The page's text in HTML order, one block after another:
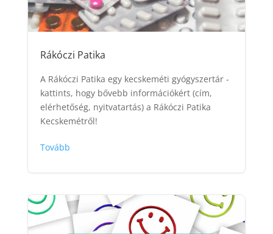
Rákóczi Patika
A Rákóczi Patika egy kecskeméti gyógyszertár -
kattints, hogy bővebb információkért (cím,
elérhetőség, nyitvatartás) a Rákóczi Patika
Kecskemétről!
Tovább